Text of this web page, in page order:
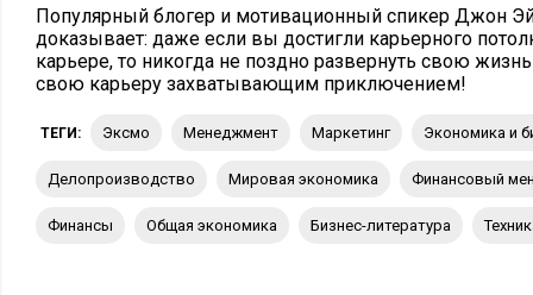
Популярный блогер и мотивационный спикер Джон
доказывает: даже если вы достигли карьерного
карьере, то никогда не поздно развернуть свою
свою карьеру захватывающим приключением!
ТЕГИ: Эксмо менеджмент маркетинг Экономика и
делопроизводство мировая экономика финансовый
финансы Общая экономика бизнес-литература